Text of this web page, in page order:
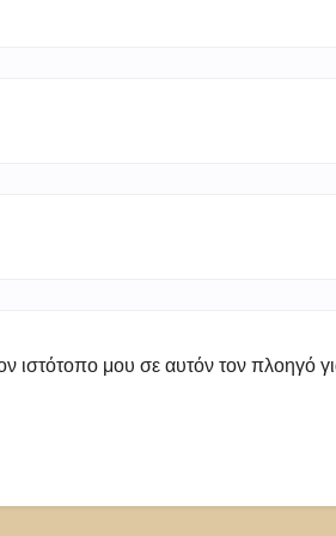
ιστότοπο μου σε αυτόν τον πλοηγό